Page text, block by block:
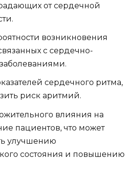
от сердечной
возникновения
с сердечно-
сердечного ритма,
риск аритмий.
влияния на
пациентов, что может
улучшению
состояния и повышению